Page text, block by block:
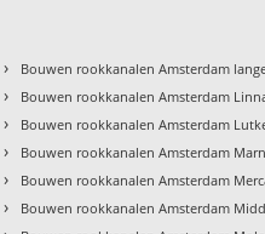
› Bouwen rookkanalen Amsterdam
› Bouwen rookkanalen Amsterdam
› Bouwen rookkanalen Amsterdam
› Bouwen rookkanalen Amsterdam
› Bouwen rookkanalen Amsterdam
› Bouwen rookkanalen Amsterdam